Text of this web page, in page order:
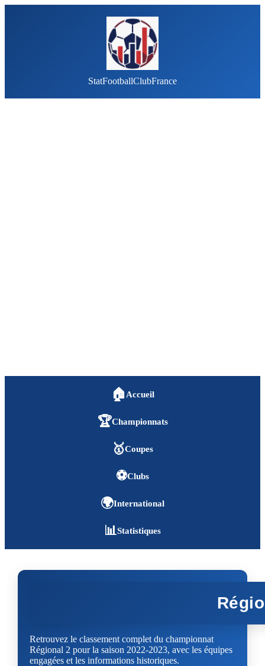
StatFootballClubFrance
🏠 Accueil
🏆Championnats
🥇Coupes
⚽Clubs
🌍International
📊Statistiques
Retrouvez le classement complet du championnat
Régional 2 pour la saison 2022-2023, avec les équipes
engagées et les informations historiques.